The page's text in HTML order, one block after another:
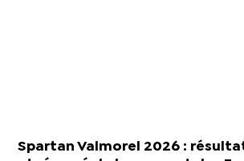
Spartan Valmorel 2026 :